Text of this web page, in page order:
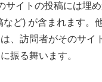
サイトの投稿には埋
など) が含まれます。
、訪問者がそのサイ
振る舞います。